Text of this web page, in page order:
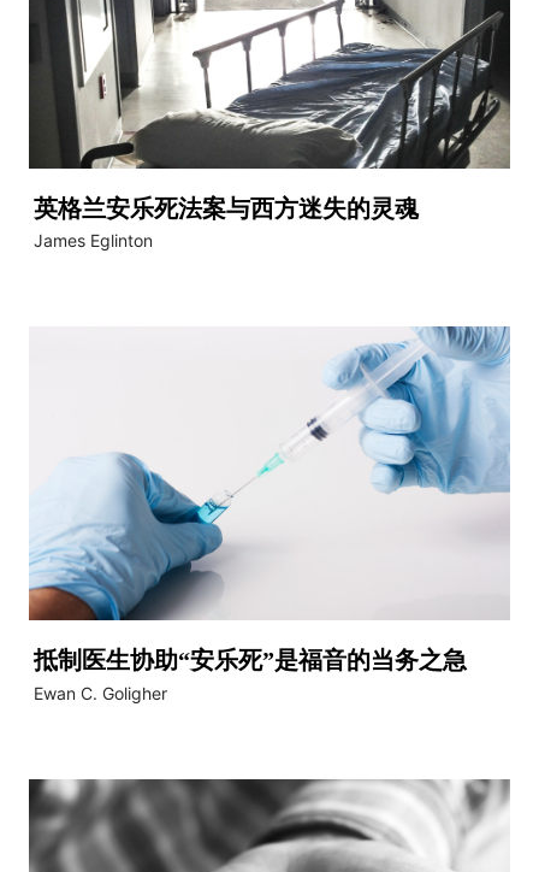
英格兰安乐死法案与西方迷失的灵魂
James Eglinton
抵制医生协助“安乐死”是福音的当务之急
Ewan C. Goligher